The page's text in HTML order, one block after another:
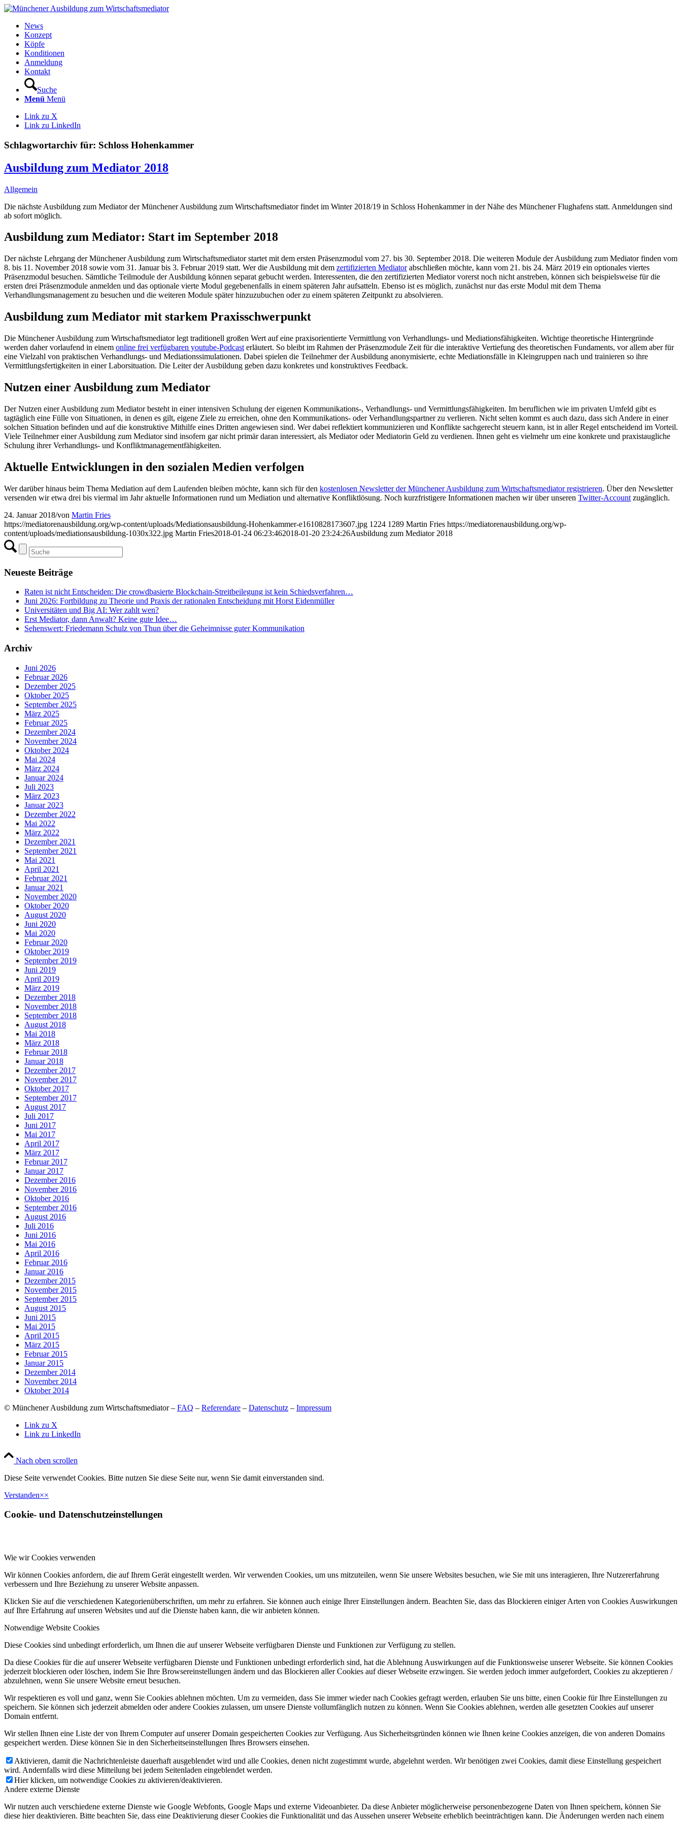
News
Konzept
Köpfe
Konditionen
Anmeldung
Kontakt
Suche
Menü Menü
Link zu X
Link zu LinkedIn
Schlagwortarchiv für: Schloss Hohenkammer
Ausbildung zum Mediator 2018
Allgemein
Die nächste Ausbildung zum Mediator der Münchener Ausbildung zum Wirtschaftsmediator findet im Winter 2018/19 in Schloss Hohenkammer in der Nähe des Münchener Flughafens statt. Anmeldungen sind
ab sofort möglich.
Ausbildung zum Mediator: Start im September 2018
Der nächste Lehrgang der Münchener Ausbildung zum Wirtschaftsmediator startet mit dem ersten Präsenzmodul vom 27. bis 30. September 2018. Die weiteren Module der Ausbildung zum Mediator finden vom
8. bis 11. November 2018 sowie vom 31. Januar bis 3. Februar 2019 statt. Wer die Ausbildung mit dem zertifizierten Mediatorabschließen möchte, kann vom 21. bis 24. März 2019 ein optionales viertes
Präsenzmodul besuchen. Sämtliche Teilmodule der Ausbildung können separat gebucht werden. Interessenten, die den zertifizierten Mediator vorerst noch nicht anstreben, können sich beispielsweise für die
ersten drei Präsenzmodule anmelden und das optionale vierte Modul gegebenenfalls in einem späteren Jahr aufsatteln. Ebenso ist es möglich, zunächst nur das erste Modul mit dem Thema
Verhandlungsmanagement zu besuchen und die weiteren Module später hinzuzubuchen oder zu einem späteren Zeitpunkt zu absolvieren.
Ausbildung zum Mediator mit starkem Praxisschwerpunkt
Die Münchener Ausbildung zum Wirtschaftsmediator legt traditionell großen Wert auf eine praxisorientierte Vermittlung von Verhandlungs- und Mediationsfähigkeiten. Wichtige theoretische Hintergründe
werden daher vorlaufend in einem online frei verfügbaren youtube-Podcast erläutert. So bleibt im Rahmen der Präsenzmodule Zeit für die interaktive Vertiefung des theoretischen Fundaments, vor allem aber für
eine Vielzahl von praktischen Verhandlungs- und Mediationssimulationen. Dabei spielen die Teilnehmer der Ausbildung anonymisierte, echte Mediationsfälle in Kleingruppen nach und trainieren so ihre
Vermittlungsfertigkeiten in einer Laborsituation. Die Leiter der Ausbildung geben dazu konkretes und konstruktives Feedback.
Nutzen einer Ausbildung zum Mediator
Der Nutzen einer Ausbildung zum Mediator besteht in einer intensiven Schulung der eigenen Kommunikations-, Verhandlungs- und Vermittlungsfähigkeiten. Im beruflichen wie im privaten Umfeld gibt es
tagtäglich eine Fülle von Situationen, in denen es gilt, eigene Ziele zu erreichen, ohne den Kommunikations- oder Verhandlungspartner zu verlieren. Nicht selten kommt es auch dazu, dass sich Andere in einer
solchen Situation befinden und auf die konstruktive Mithilfe eines Dritten angewiesen sind. Wer dabei reflektiert kommunizieren und Konflikte sachgerecht steuern kann, ist in aller Regel entscheidend im Vorteil.
Viele Teilnehmer einer Ausbildung zum Mediator sind insofern gar nicht primär daran interessiert, als Mediator oder Mediatorin Geld zu verdienen. Ihnen geht es vielmehr um eine konkrete und praxistaugliche
Schulung ihrer Verhandlungs- und Konfliktmanagementfähigkeiten.
Aktuelle Entwicklungen in den sozialen Medien verfolgen
Wer darüber hinaus beim Thema Mediation auf dem Laufenden bleiben möchte, kann sich für den kostenlosen Newsletter der Münchener Ausbildung zum Wirtschaftsmediator registrieren. Über den Newsletter
versenden wir etwa drei bis viermal im Jahr aktuelle Informationen rund um Mediation und alternative Konfliktlösung. Noch kurzfristigere Informationen machen wir über unseren Twitter-Account zugänglich.
24. Januar 2018/von Martin Fries
https://mediatorenausbildung.org/wp-content/uploads/Mediationsausbildung-Hohenkammer-e1610828173607.jpg 1224 1289 Martin Fries https://mediatorenausbildung.org/wp-
content/uploads/mediationsausbildung-1030x322.jpg Martin Fries2018-01-24 06:23:462018-01-20 23:24:26Ausbildung zum Mediator 2018
Neueste Beiträge
Raten ist nicht Entscheiden: Die crowdbasierte Blockchain-Streitbeilegung ist kein Schiedsverfahren…
Juni 2026: Fortbildung zu Theorie und Praxis der rationalen Entscheidung mit Horst Eidenmüller
Universitäten und Big AI: Wer zahlt wen?
Erst Mediator, dann Anwalt? Keine gute Idee…
Sehenswert: Friedemann Schulz von Thun über die Geheimnisse guter Kommunikation
Archiv
Juni 2026
Februar 2026
Dezember 2025
Oktober 2025
September 2025
März 2025
Februar 2025
Dezember 2024
November 2024
Oktober 2024
Mai 2024
März 2024
Januar 2024
Juli 2023
März 2023
Januar 2023
Dezember 2022
Mai 2022
März 2022
Dezember 2021
September 2021
Mai 2021
April 2021
Februar 2021
Januar 2021
November 2020
Oktober 2020
August 2020
Juni 2020
Mai 2020
Februar 2020
Oktober 2019
September 2019
Juni 2019
April 2019
März 2019
Dezember 2018
November 2018
September 2018
August 2018
Mai 2018
März 2018
Februar 2018
Januar 2018
Dezember 2017
November 2017
Oktober 2017
September 2017
August 2017
Juli 2017
Juni 2017
Mai 2017
April 2017
März 2017
Februar 2017
Januar 2017
Dezember 2016
November 2016
Oktober 2016
September 2016
August 2016
Juli 2016
Juni 2016
Mai 2016
April 2016
Februar 2016
Januar 2016
Dezember 2015
November 2015
September 2015
August 2015
Juni 2015
Mai 2015
April 2015
März 2015
Februar 2015
Januar 2015
Dezember 2014
November 2014
Oktober 2014
© Münchener Ausbildung zum Wirtschaftsmediator – FAQ – Referendare – Datenschutz – Impressum
Link zu X
Link zu LinkedIn
Nach oben scrollen
Diese Seite verwendet Cookies. Bitte nutzen Sie diese Seite nur, wenn Sie damit einverstanden sind.
Verstanden××
Cookie- und Datenschutzeinstellungen
Wie wir Cookies verwenden
Wir können Cookies anfordern, die auf Ihrem Gerät eingestellt werden. Wir verwenden Cookies, um uns mitzuteilen, wenn Sie unsere Websites besuchen, wie Sie mit uns interagieren, Ihre Nutzererfahrung
verbessern und Ihre Beziehung zu unserer Website anpassen.
Klicken Sie auf die verschiedenen Kategorienüberschriften, um mehr zu erfahren. Sie können auch einige Ihrer Einstellungen ändern. Beachten Sie, dass das Blockieren einiger Arten von Cookies Auswirkungen
auf Ihre Erfahrung auf unseren Websites und auf die Dienste haben kann, die wir anbieten können.
Notwendige Website Cookies
Diese Cookies sind unbedingt erforderlich, um Ihnen die auf unserer Webseite verfügbaren Dienste und Funktionen zur Verfügung zu stellen.
Da diese Cookies für die auf unserer Webseite verfügbaren Dienste und Funktionen unbedingt erforderlich sind, hat die Ablehnung Auswirkungen auf die Funktionsweise unserer Webseite. Sie können Cookies
jederzeit blockieren oder löschen, indem Sie Ihre Browsereinstellungen ändern und das Blockieren aller Cookies auf dieser Webseite erzwingen. Sie werden jedoch immer aufgefordert, Cookies zu akzeptieren /
abzulehnen, wenn Sie unsere Website erneut besuchen.
Wir respektieren es voll und ganz, wenn Sie Cookies ablehnen möchten. Um zu vermeiden, dass Sie immer wieder nach Cookies gefragt werden, erlauben Sie uns bitte, einen Cookie für Ihre Einstellungen zu
speichern. Sie können sich jederzeit abmelden oder andere Cookies zulassen, um unsere Dienste vollumfänglich nutzen zu können. Wenn Sie Cookies ablehnen, werden alle gesetzten Cookies auf unserer
Domain entfernt.
Wir stellen Ihnen eine Liste der von Ihrem Computer auf unserer Domain gespeicherten Cookies zur Verfügung. Aus Sicherheitsgründen können wie Ihnen keine Cookies anzeigen, die von anderen Domains
gespeichert werden. Diese können Sie in den Sicherheitseinstellungen Ihres Browsers einsehen.
Aktivieren, damit die Nachrichtenleiste dauerhaft ausgeblendet wird und alle Cookies, denen nicht zugestimmt wurde, abgelehnt werden. Wir benötigen zwei Cookies, damit diese Einstellung gespeichert
wird. Andernfalls wird diese Mitteilung bei jedem Seitenladen eingeblendet werden.
Hier klicken, um notwendige Cookies zu aktivieren/deaktivieren.
Andere externe Dienste
Wir nutzen auch verschiedene externe Dienste wie Google Webfonts, Google Maps und externe Videoanbieter. Da diese Anbieter möglicherweise personenbezogene Daten von Ihnen speichern, können Sie
diese hier deaktivieren. Bitte beachten Sie, dass eine Deaktivierung dieser Cookies die Funktionalität und das Aussehen unserer Webseite erheblich beeinträchtigen kann. Die Änderungen werden nach einem